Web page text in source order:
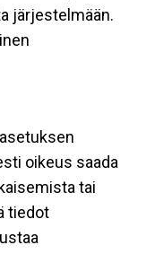
järjestelmään.
oikeus saada
tai
tiedot